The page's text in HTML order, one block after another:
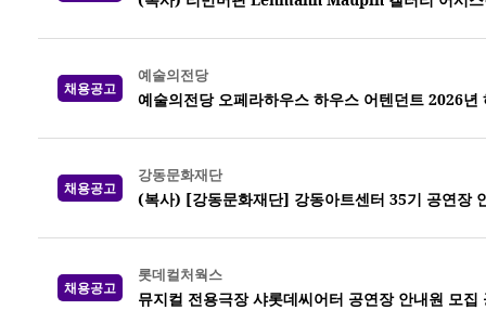
채용공고
예술의전당
예술의전당 오페라하우스 하우스 어텐던트 2026
채용공고
강동문화재단
(복사) [강동문화재단] 강동아트센터 35기 공연장
채용공고
롯데컬처웍스
뮤지컬 전용극장 샤롯데씨어터 공연장 안내원 모